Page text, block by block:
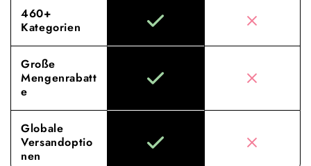
460+
Kategorien
Große
Mengenrabatt
e
Globale
Versandoptio
nen